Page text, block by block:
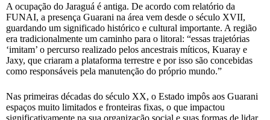
A ocupação do Jaraguá é antiga. De acordo com relatório da
FUNAI, a presença Guarani na área vem desde o século XVII,
guardando um significado histórico e cultural importante. A região
era tradicionalmente um caminho para o litoral: “essas trajetórias
‘imitam’ o percurso realizado pelos ancestrais míticos, Kuaray e
Jaxy, que criaram a plataforma terrestre e por isso são concebidas
como responsáveis pela manutenção do próprio mundo.”
Nas primeiras décadas do século XX, o Estado impôs aos Guarani
espaços muito limitados e fronteiras fixas, o que impactou
significativamente na sua organização social e suas formas de lidar